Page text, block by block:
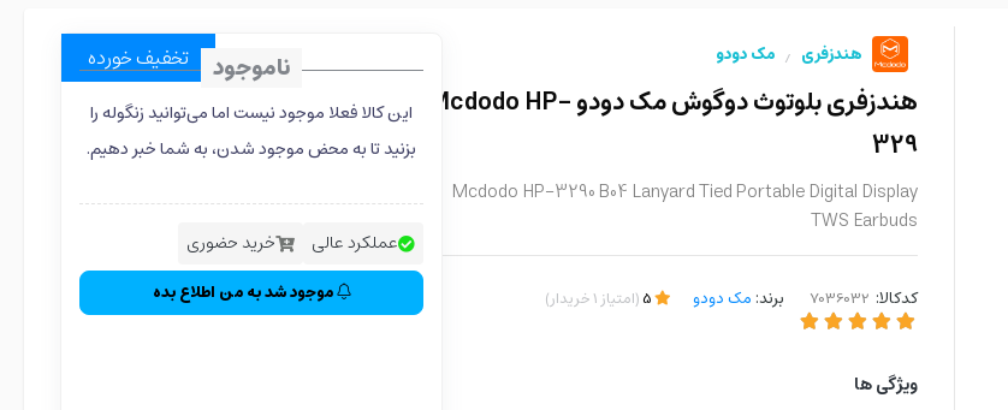
هندزفری / مک دودو
هندزفری بلوتوث دوگوش مک دودو Mcdodo HP-
329
Mcdodo HP-3290 B04 Lanyard Tied Portable Digital Display
TWS Earbuds
کدکالا: برند: مک دودو 5
(امتیاز 1خریدار)
ویژگی ها
تخفیف خورده ناموجود
این کالا فعلا موجود نیست اما می‌توانید زنگوله را
بزنید تا به محض موجود شدن، به شما خبر دهیم.
عملکرد عالی خرید حضوری
موجود شد به من اطلاع بده